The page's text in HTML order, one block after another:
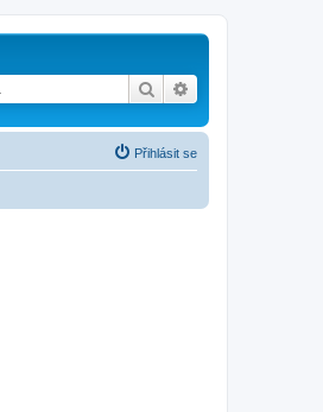
Hledat
Přihlásit se